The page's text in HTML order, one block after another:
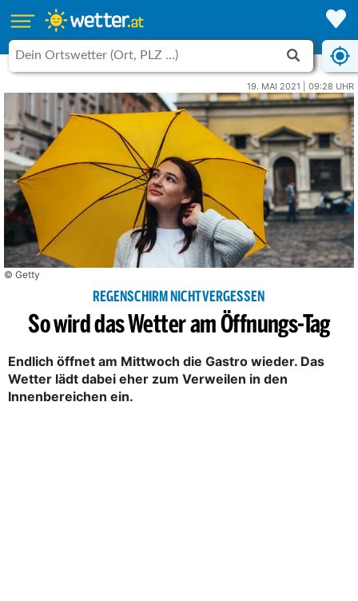
19. MAI 2021 | 09:28 UHR
© Getty
REGENSCHIRM NICHT VERGESSEN
So wird das Wetter am Öffnungs-Tag
Endlich öffnet am Mittwoch die Gastro wieder. Das
Wetter lädt dabei eher zum Verweilen in den
Innenbereichen ein.